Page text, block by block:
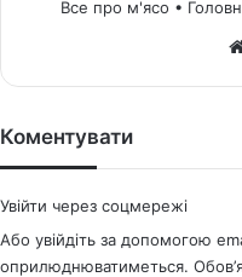
Все про м'ясо •
Коментувати
Увійти через соцмережі
Або увійдіть за допомогою
оприлюднюватиметься.